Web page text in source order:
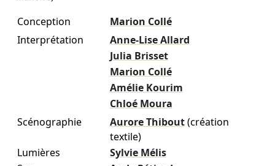
Conception
Marion Collé
Interprétation
Anne-Lise Allard
Julia Brisset
Marion Collé
Amélie Kourim
Chloé Moura
Scénographie
Aurore Thibout (création
textile)
Lumières
Sylvie Mélis